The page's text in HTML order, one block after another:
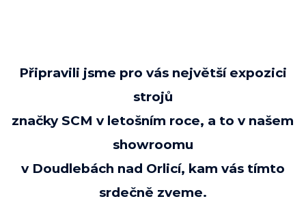
Připravili jsme pro vás největší expozici
strojů
značky SCM v letošním roce, a to v našem
showroomu
v Doudlebách nad Orlicí, kam vás tímto
srdečně zveme.